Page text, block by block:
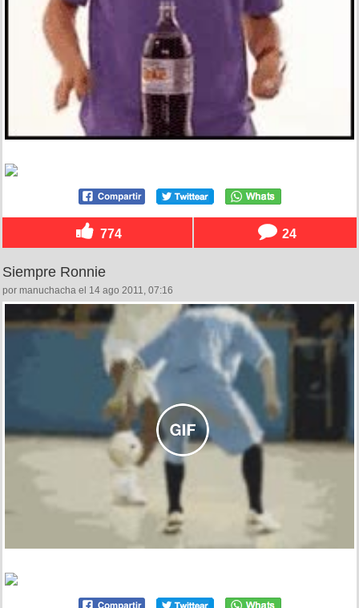
774 24
Siempre Ronnie
por manuchacha el 14 ago 2011, 07:16